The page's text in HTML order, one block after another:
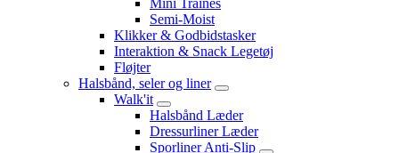
Semi-Moist
Klikker & Godbidstasker
Interaktion & Snack Legetøj
Fløjter
Halsbånd, seler og liner
Walk'it
Halsbånd Læder
Dressurliner Læder
Sporliner Anti-Slip